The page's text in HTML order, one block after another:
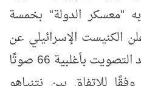
"معسكر الدولة" بخمسة
الكنيست الإسرائيلي عن
تأييده للتشكيل الجديد بعد التصويت بأغلبية 66 صوتًا